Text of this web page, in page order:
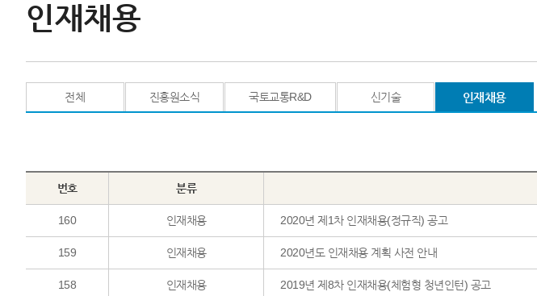
인재채용
전체 진흥원소식 국토교통R&D 신기술 인재채용
번호 분류
160 인재채용 2020년 제1차 인재채용(정규직) 공고
159 인재채용 2020년도 인재채용 계획 사전 안내
158 인재채용 2019년 제8차 인재채용(체험형 청년인턴) 공고